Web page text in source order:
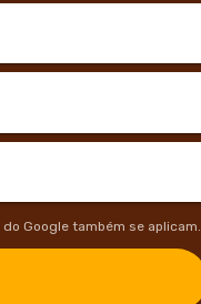
do Google também se aplicam.